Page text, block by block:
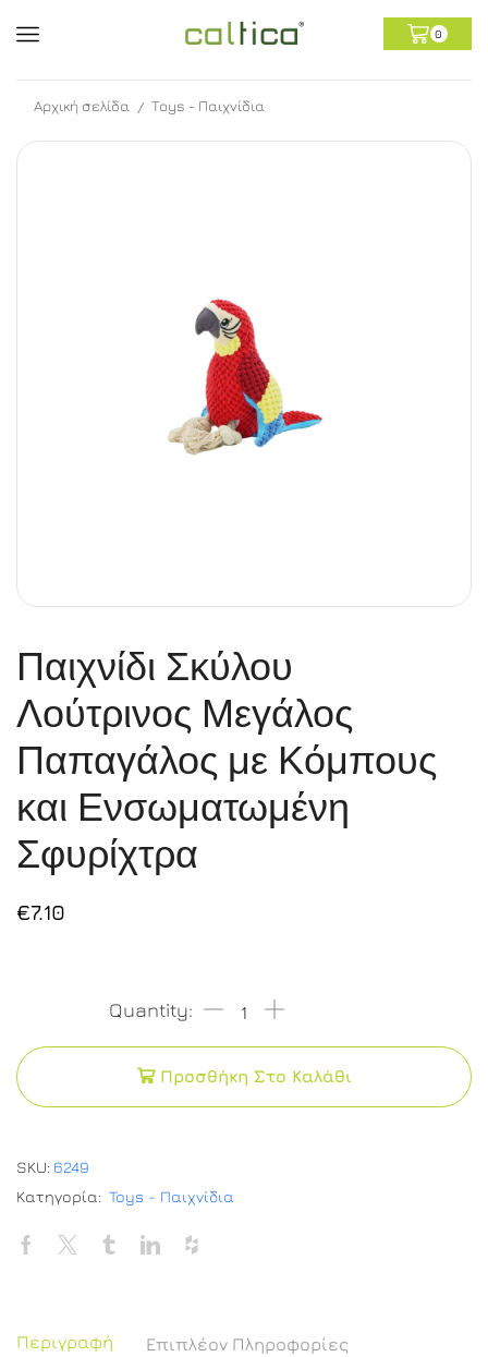
0
Αρχική σελίδα / Toys - Παιχνίδια
Παιχνίδι Σκύλου
Λούτρινος Μεγάλος
Παπαγάλος με Κόμπους
και Ενσωματωμένη
Σφυρίχτρα
€7.10
Προσθήκη Στο Καλάθι
SKU: 6249
Κατηγορία: Toys - Παιχνίδια
Περιγραφή Επιπλέον Πληροφορίες